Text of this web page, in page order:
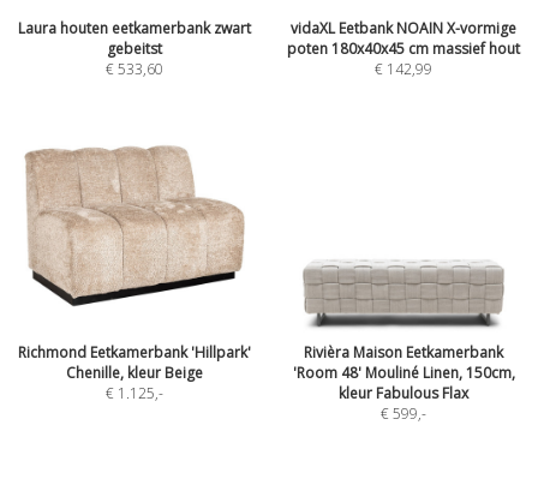
Laura houten eetkamerbank zwart
gebeitst
€ 533,60
vidaXL Eetbank NOAIN X-vormige
poten 180x40x45 cm massief hout
€ 142,99
Richmond Eetkamerbank 'Hillpark'
Chenille, kleur Beige
€ 1.125,-
Rivièra Maison Eetkamerbank
'Room 48' Mouliné Linen, 150cm,
kleur Fabulous Flax
€ 599,-